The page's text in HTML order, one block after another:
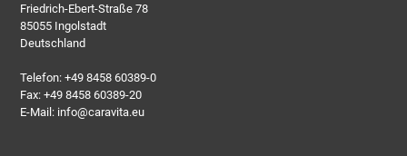
Friedrich-Ebert-Straße 78
85055 Ingolstadt
Deutschland
Telefon:+49 8458 60389-0
Fax: +49 8458 60389-20
E-Mail: info@caravita.eu